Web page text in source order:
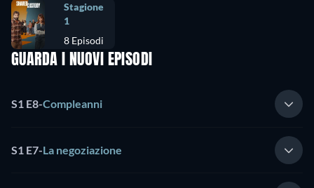
Stagione
1
8 Episodi
GUARDA I NUOVI EPISODI
S1 E8-Compleanni
S1 E7-La negoziazione